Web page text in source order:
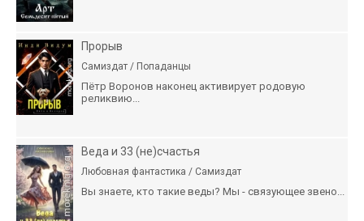
Прорыв
Самиздат / Попаданцы
Пётр Воронов наконец активирует родовую
реликвию...
Веда и 33 (не)счастья
Любовная фантастика / Самиздат
Вы знаете, кто такие веды? Мы - связующее звено...